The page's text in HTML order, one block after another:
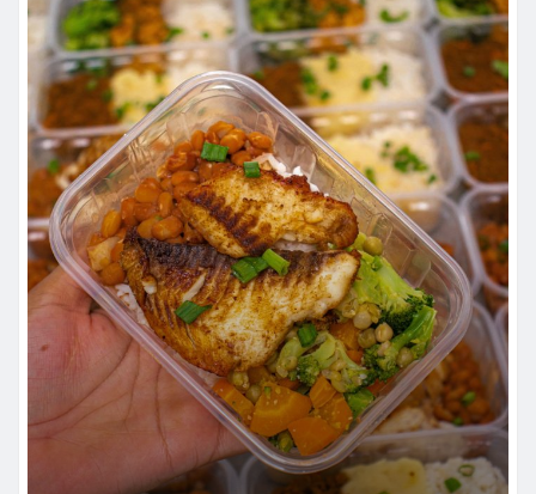
Banda Imagem celebra 35 anos com
Makéna à frente dos vocais